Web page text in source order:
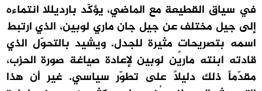
في سياق القطيعة مع الماضي، يؤكّد بارديللا انتماءه
إلى جيل مختلف عن جيل جان ماري لوبين، الذي ارتبط
اسمه بتصريحاتٍ مثيرة للجدل. ويشيد بالتحوّل الذي
قادته ابنته مارين لوبين لإعادة صياغة صورة الحزب،
مقدّماً ذلك دليلاً على تطوّر سياسي. غير أن هذا